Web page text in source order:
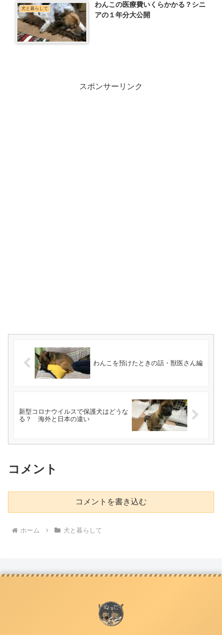
犬と暮らして
わんこの医療費いくらかかる？シニ
アの１年分大公開
スポンサーリンク
わんこを預けたときの話・獣医さん編
新型コロナウイルスで保護犬はどうな
る？ 海外と日本の違い
コメント
コメントを書き込む
ホーム 犬と暮らして